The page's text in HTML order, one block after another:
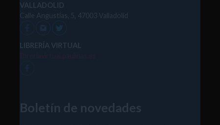
VALLADOLID
Calle Angustias, 5, 47003 Valladolid
LIBRERÍA VIRTUAL
Boletín de novedades